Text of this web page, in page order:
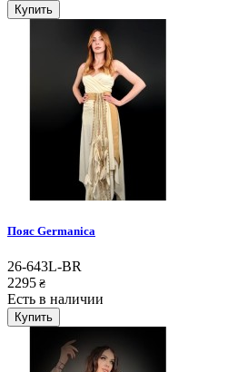
Купить
Пояс Germanica
26-643L-BR
2295 ₴
Есть в наличии
Купить